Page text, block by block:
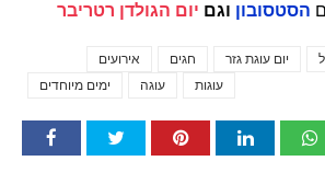
הסטסובון וגם יום הגולדן רטריבר
אירועים חגים יום עוגת גזר
ימים מיוחדים
עוגה עוגות